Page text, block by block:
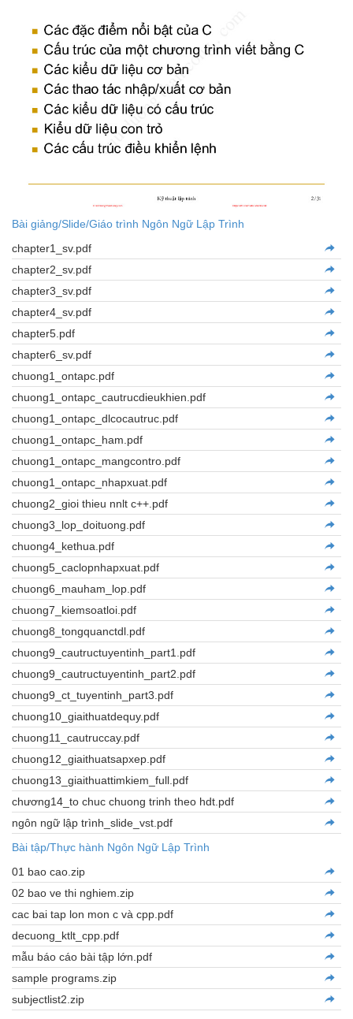
Bài giảng/Slide/Giáo trình Ngôn Ngữ Lập Trình
chapter1_sv.pdf
chapter2_sv.pdf
chapter3_sv.pdf
chapter4_sv.pdf
chapter5.pdf
chapter6_sv.pdf
chuong1_ontapc.pdf
chuong1_ontapc_cautrucdieukhien.pdf
chuong1_ontapc_dlcocautruc.pdf
chuong1_ontapc_ham.pdf
chuong1_ontapc_mangcontro.pdf
chuong1_ontapc_nhapxuat.pdf
chuong2_gioi thieu nnlt c++.pdf
chuong3_lop_doituong.pdf
chuong4_kethua.pdf
chuong5_caclopnhapxuat.pdf
chuong6_mauham_lop.pdf
chuong7_kiemsoatloi.pdf
chuong8_tongquanctdl.pdf
chuong9_cautructuyentinh_part1.pdf
chuong9_cautructuyentinh_part2.pdf
chuong9_ct_tuyentinh_part3.pdf
chuong10_giaithuatdequy.pdf
chuong11_cautruccay.pdf
chuong12_giaithuatsapxep.pdf
chuong13_giaithuattimkiem_full.pdf
chương14_to chuc chuong trinh theo hdt.pdf
ngôn ngữ lập trình_slide_vst.pdf
Bài tập/Thực hành Ngôn Ngữ Lập Trình
01 bao cao.zip
02 bao ve thi nghiem.zip
cac bai tap lon mon c và cpp.pdf
decuong_ktlt_cpp.pdf
mẫu báo cáo bài tập lớn.pdf
sample programs.zip
subjectlist2.zip